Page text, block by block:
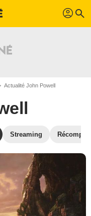
profil search
Actualité John Powell
Streaming